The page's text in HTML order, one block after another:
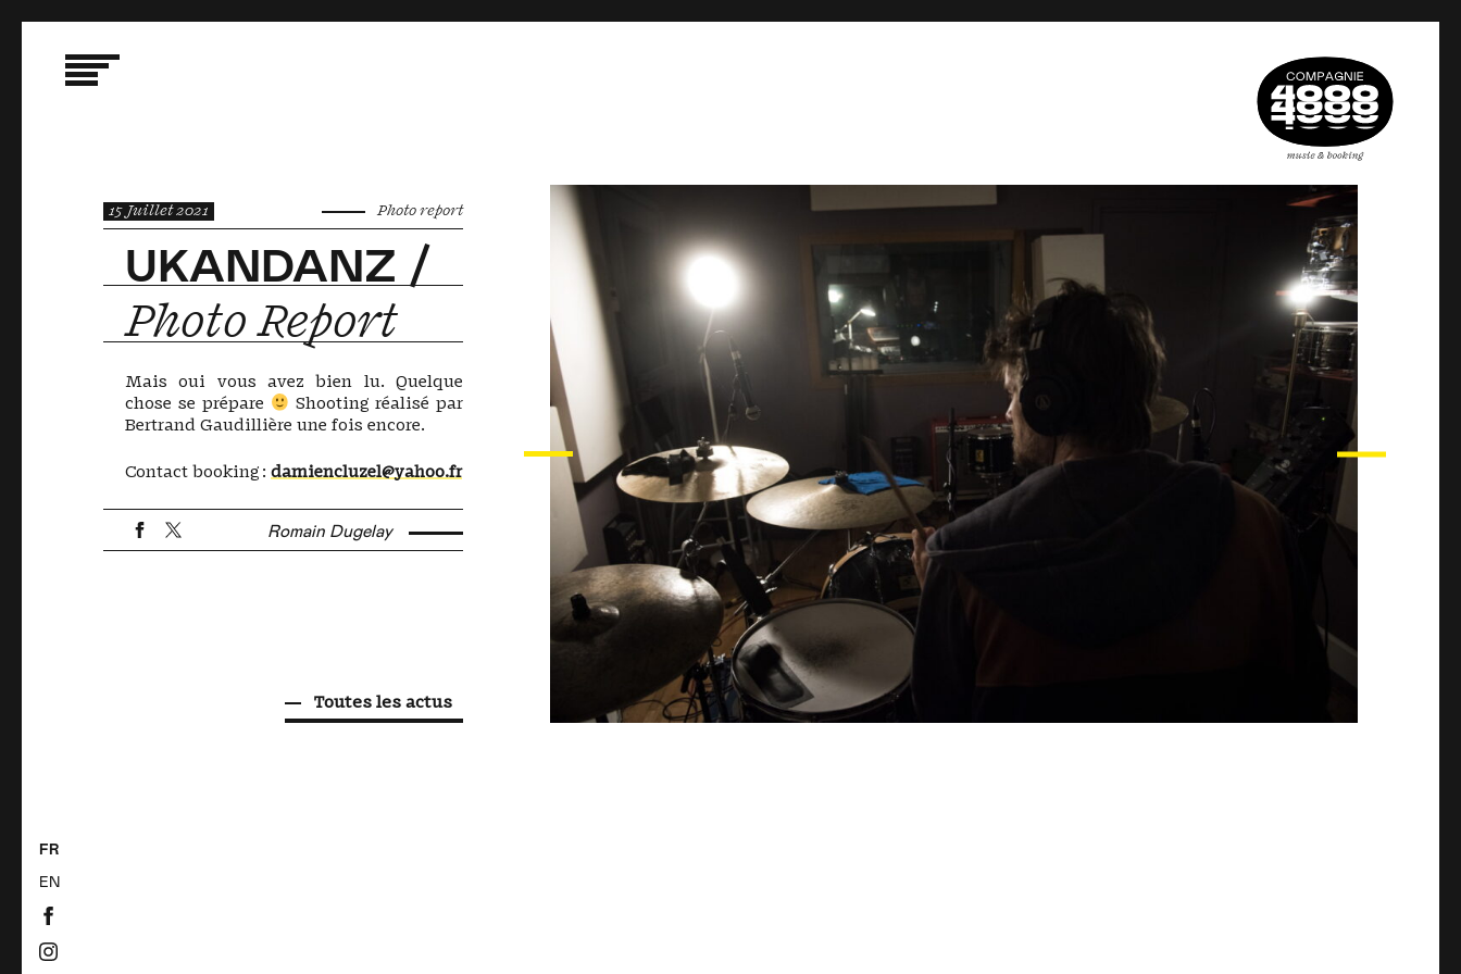
15 Juillet 2021 Photo report
UKANDANZ /
Photo Report
Mais oui vous avez bien lu. Quelque
chose se prépare
Shooting réalisé par
Bertrand Gaudillière une fois encore.
Contact booking : damiencluzel@yahoo.fr
Romain Dugelay
Toutes les actus
FR
EN